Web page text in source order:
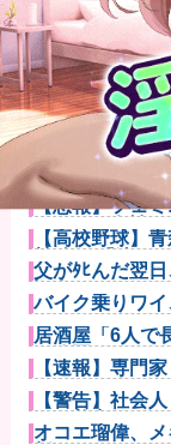
【閲覧注意】
れまくって...
【悲報】風俗
ｗｗ
【悲報】映画
しで観客が避...
【悲報】ライザ
ｗｗｗｗｗ
【甲子園】青
止でTシャツ...
カープ秋山翔
動！ベテラン...
【悲報】フェ
いつまで女性...
【高校野球】
賛続々 「涼...
父がﾀﾋんだ翌
記念日だね...
バイク乗りワ
居酒屋「6人で
ら公園に...
【速報】専門
もの”があ...
【警告】社会
これ美容にい...
オコエ瑠偉、